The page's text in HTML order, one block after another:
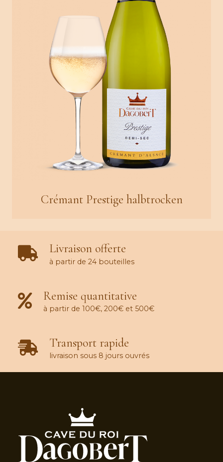
Crémant Prestige halbtrocken
Livraison offerte
à partir de 24 bouteilles
Remise quantitative
à partir de 100€, 200€ et 500€
Transport rapide
livraison sous 8 jours ouvrés